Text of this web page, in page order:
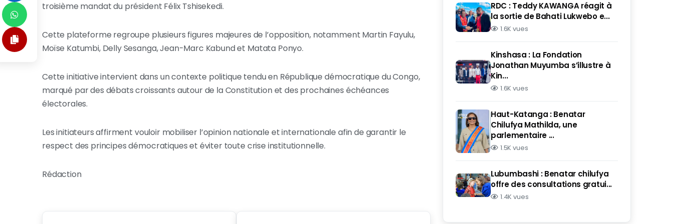
troisième mandat du président Félix Tshisekedi.
Cette plateforme regroupe plusieurs figures majeures de l’opposition, notamment Martin Fayulu,
Moïse Katumbi, Delly Sesanga, Jean-Marc Kabund et Matata Ponyo.
Cette initiative intervient dans un contexte politique tendu en République démocratique du Congo,
marqué par des débats croissants autour de la Constitution et des prochaines échéances
électorales.
Les initiateurs affirment vouloir mobiliser l’opinion nationale et internationale afin de garantir le
respect des principes démocratiques et éviter toute crise institutionnelle.
Rédaction
RDC : Teddy KAWANGA réagit à
la sortie de Bahati Lukwebo e...
1.6K vues
Kinshasa : La Fondation
Jonathan Muyumba s’illustre à
Kin...
1.6K vues
Haut-Katanga : Benatar
Chilufya Mathilda, une
parlementaire ...
1.5K vues
Lubumbashi : Benatar chilufya
offre des consultations gratui...
1.4K vues